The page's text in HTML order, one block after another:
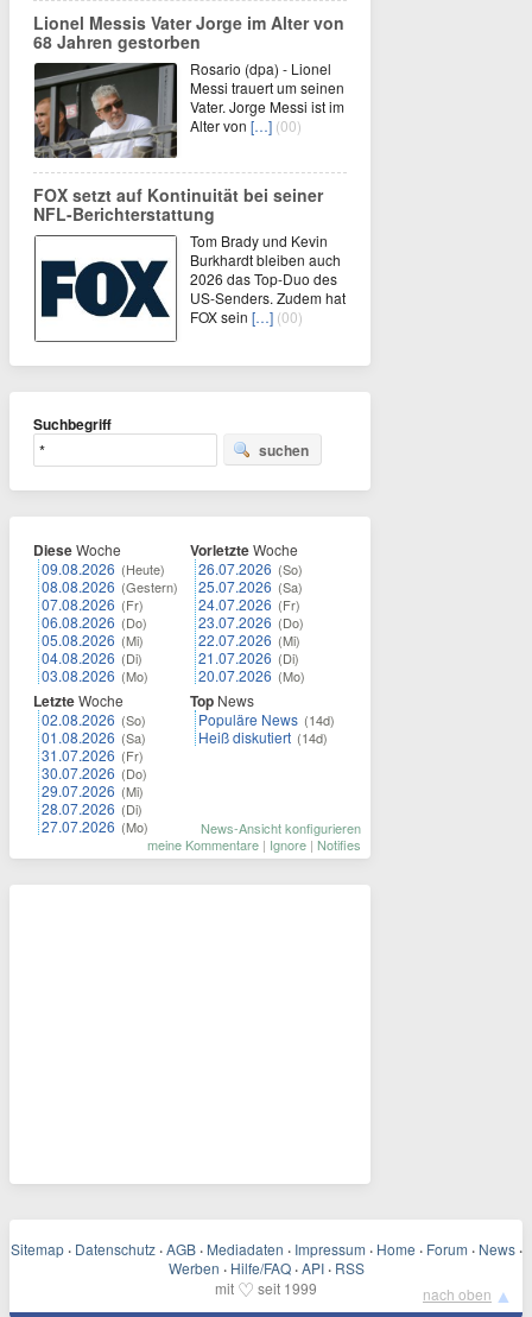
Lionel Messis Vater Jorge im Alter von
68 Jahren gestorben
Rosario (dpa) - Lionel
Messi trauert um seinen
Vater. Jorge Messi ist im
Alter von […] (00)
FOX setzt auf Kontinuität bei seiner
NFL-Berichterstattung
Tom Brady und Kevin
Burkhardt bleiben auch
2026 das Top-Duo des
US-Senders. Zudem hat
FOX sein […] (00)
Suchbegriff
suchen
DieseWoche
09.08.2026 (Heute)
08.08.2026 (Gestern)
07.08.2026 (Fr)
06.08.2026 (Do)
05.08.2026 (Mi)
04.08.2026 (Di)
03.08.2026 (Mo)
LetzteWoche
02.08.2026 (So)
01.08.2026 (Sa)
31.07.2026 (Fr)
30.07.2026 (Do)
29.07.2026 (Mi)
28.07.2026 (Di)
27.07.2026 (Mo)
VorletzteWoche
26.07.2026 (So)
25.07.2026 (Sa)
24.07.2026 (Fr)
23.07.2026 (Do)
22.07.2026 (Mi)
21.07.2026 (Di)
20.07.2026 (Mo)
Top News
Populäre News (14d)
Heiß diskutiert (14d)
News-Ansicht konfigurieren
meine Kommentare | Ignore | Notifies
Sitemap · Datenschutz · AGB · Mediadaten · Impressum · Home · Forum · News ·
Werben · Hilfe/FAQ · API · RSS
mit ♡ seit 1999 nach oben ▲